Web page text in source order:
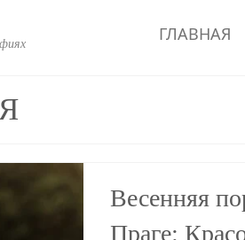
ГЛАВНАЯ
Весенняя
Праге: